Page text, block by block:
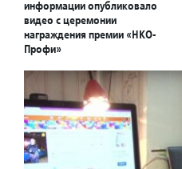
информации опубликовало
видео с церемонии
награждения премии «НКО-
Профи»